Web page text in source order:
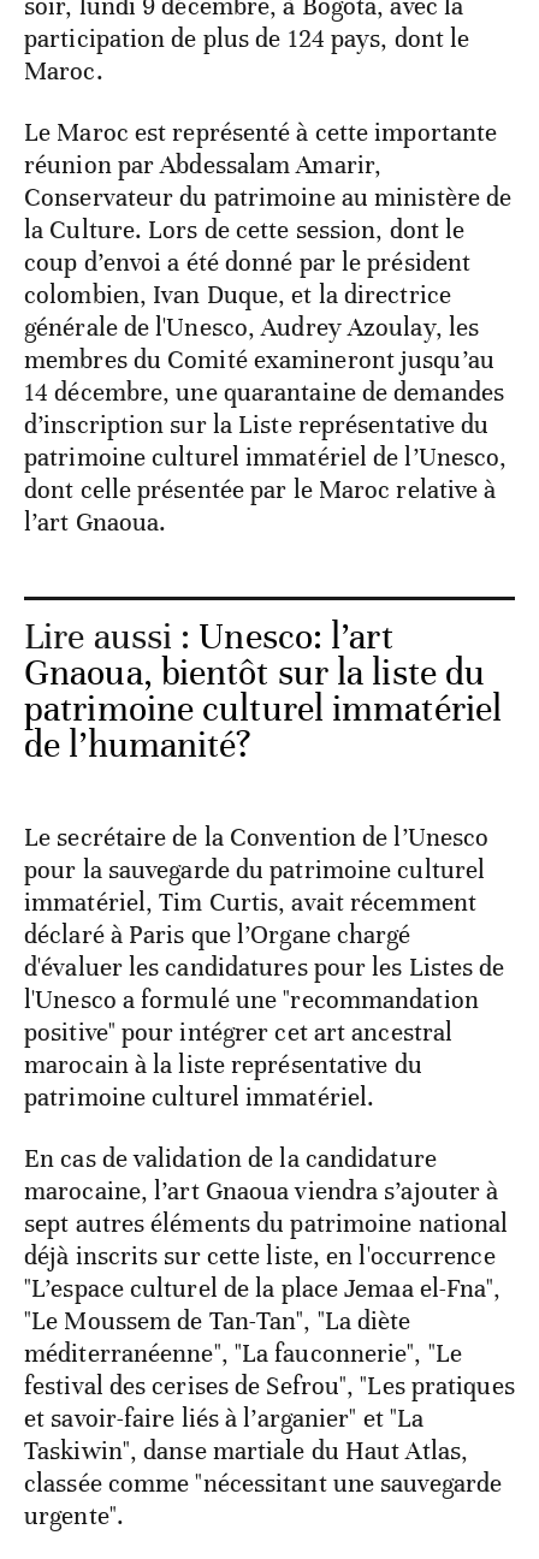
participation de plus de 124 pays, dont le
Maroc.
Le Maroc est représenté à cette importante
réunion par Abdessalam Amarir,
Conservateur du patrimoine au ministère de
la Culture. Lors de cette session, dont le
coup d’envoi a été donné par le président
colombien, Ivan Duque, et la directrice
générale de l'Unesco, Audrey Azoulay, les
membres du Comité examineront jusqu’au
14 décembre, une quarantaine de demandes
d’inscription sur la Liste représentative du
patrimoine culturel immatériel de l’Unesco,
dont celle présentée par le Maroc relative à
l’art Gnaoua.
Lire aussi : Unesco: l’art
Gnaoua, bientôt sur la liste du
patrimoine culturel immatériel
de l’humanité?
Le secrétaire de la Convention de l’Unesco
pour la sauvegarde du patrimoine culturel
immatériel, Tim Curtis, avait récemment
déclaré à Paris que l’Organe chargé
d'évaluer les candidatures pour les Listes de
l'Unesco a formulé une "recommandation
positive" pour intégrer cet art ancestral
marocain à la liste représentative du
patrimoine culturel immatériel.
En cas de validation de la candidature
marocaine, l’art Gnaoua viendra s’ajouter à
sept autres éléments du patrimoine national
déjà inscrits sur cette liste, en l'occurrence
"L’espace culturel de la place Jemaa el-Fna",
"Le Moussem de Tan-Tan", "La diète
méditerranéenne", "La fauconnerie", "Le
festival des cerises de Sefrou", "Les pratiques
et savoir-faire liés à l’arganier" et "La
Taskiwin", danse martiale du Haut Atlas,
classée comme "nécessitant une sauvegarde
urgente".